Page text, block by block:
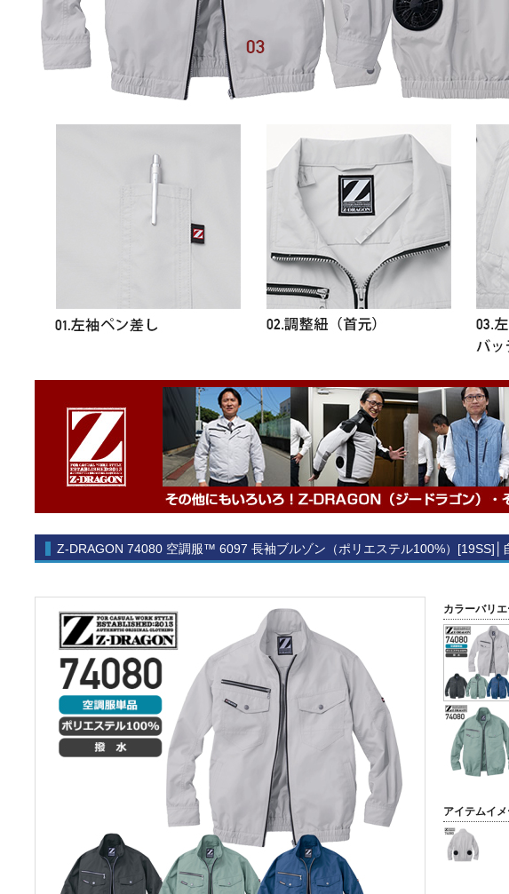
Z-DRAGON 74080 空調服™ 6097 長袖ブルゾン（ポリエステル100%）[19SS]│
カラーバリ
アイテムイ